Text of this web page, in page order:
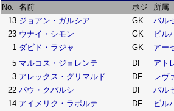
No.
名前 ポジ
所属
13 ジョアン・ガルシア GK
バル
23 ウナイ・シモン GK
ビル
1 ダビド・ラジャ GK
アー
5 マルコス・ジョレンテ DF
アト
3 アレックス・グリマルド DF
レヴ
22 パウ・クバルシ DF
バル
14 アイメリク・ラポルテ DF
ビル